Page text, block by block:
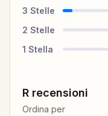
3 Stelle
2 Stelle
1 Stella
R recensioni
Ordina per